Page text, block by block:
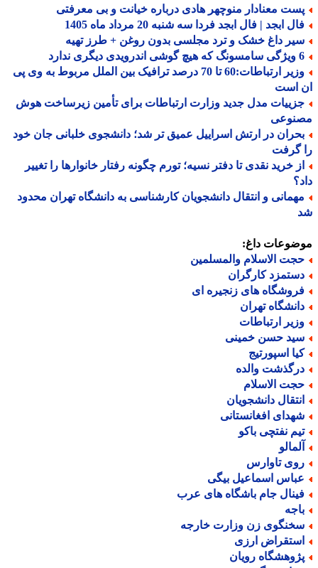
معنادار منوچهر هادی درباره خیانت و بی معرفتی
ابجد | فال ابجد فردا سه شنبه 20 مرداد ماه 1405
داغ خشک و ترد مجلسی بدون روغن + طرز تهیه
وزیر ارتباطات:60 تا 70 درصد ترافیک بین الملل مربوط به وی پی
است
مدل جدید وزارت ارتباطات برای تأمین زیرساخت هوش
در ارتش اسراییل عمیق تر شد؛ دانشجوی خلبانی جان خود
گرفت
خرید نقدی تا دفتر نسیه؛ تورم چگونه رفتار خانوارها را تغییر
و انتقال دانشجویان کارشناسی به دانشگاه تهران محدود
داغ:
الاسلام والمسلمین
کارگران
های زنجیره ای
تهران
ارتباطات
حسن خمینی
اسپورتیج
والده
الاسلام
دانشجویان
افغانستانی
نفتچی باکو
تاوارس
اسماعیل بیگی
جام باشگاه های عرب
زن وزارت خارجه
ارزی
رویان